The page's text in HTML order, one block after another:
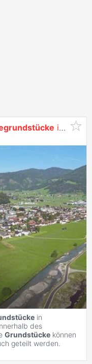
in unterschiedlichen Größen und Lagen zu mieten
in
des
Grundstücke können
geteilt werden.